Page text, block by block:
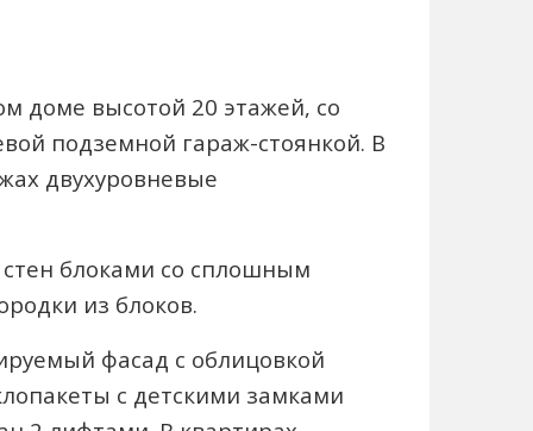
доме высотой 20 этажей, со
подземной гараж-стоянкой. В
двухуровневые
блоками со сплошным
из блоков.
фасад с облицовкой
с детскими замками